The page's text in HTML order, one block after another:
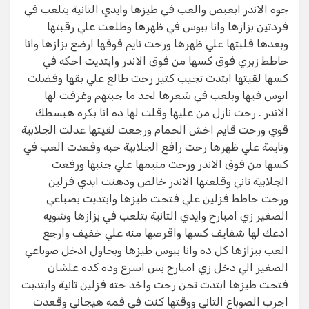
جوه الاندر ابعبص والعب في طيزها وايدي التانية بتلعب في
فردتين بزازها وانا ببوس في ظهرها وطلعت علي رقبتها
وبعدها قلبتها علي ظهرها ورحت نايم فوقها ارضع بزازها وانا
حاطط زبري فوق كسها من فوق الاندر وابتديت احكه في
كسها لقيتها ابتدت تجيب كتير رحت طالع علي بقها وفضلت
ابوس فيها وبلعب في شعرها لحد ما جبتهم وغرقت لها
الاندر . رحت نازل من عليها وقلت لها ده انا بكره هبسطك
قوي ورحت قايم اخش الحمام ورجعت لقيتها عدلت الجلابية
ونايمة علي ظهرها رحت رافع الجلابية حبه وقعدت العب في
كسها من فوق الاندر ورحت منيمها علي جنبها ورفعت
الجلابية تاني وقلعتها الاندر خالص ودهنت ايدي فزلين
ورحت حاطط فزلين علي فتحت طيزها وابتديت بصباعي
الصغير زي امبارح وايدي التانية بتلعب في بزازها وشويه
ادعك لها شفايف كسها واقرصها منه علي خفيف وارجع
العب ببزازها كل ده وانا ببوس طيزها وبحاول ادخل صوباعي
الصغير الي دخل زي امبارح بس اسرع وده كده علشان
فتحت طيزها ابتدت تحن رحت واخد حته فزلين تانية وابتدبت
اجرب الصوباع التاني ووقتها كنت في قمه هيجاني وقعدت